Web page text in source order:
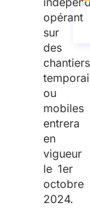
opérant
sur
des
chantiers
ou
mobiles
entrera
en
vigueur
le 1er
octobre
2024.